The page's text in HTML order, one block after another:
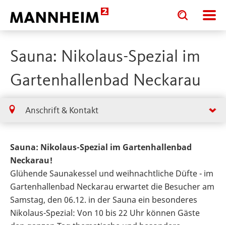
Toggle
search
input
Toggle
search
input
Sauna: Nikolaus-Spezial im
Gartenhallenbad Neckarau
Anschrift & Kontakt
Sauna: Nikolaus-Spezial im Gartenhallenbad
Neckarau!
Glühende Saunakessel und weihnachtliche Düfte - im
Gartenhallenbad Neckarau erwartet die Besucher am
Samstag, den 06.12. in der Sauna ein besonderes
Nikolaus-Spezial: Von 10 bis 22 Uhr können Gäste